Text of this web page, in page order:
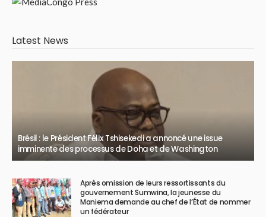
Latest News
Brésil : le Président Félix Tshisekedi a annoncé une issue
imminente des processus de Doha et de Washington
Après omission de leurs ressortissants du
gouvernement Sumwina, la jeunesse du
Maniema demande au chef de l’État de nommer
un fédérateur